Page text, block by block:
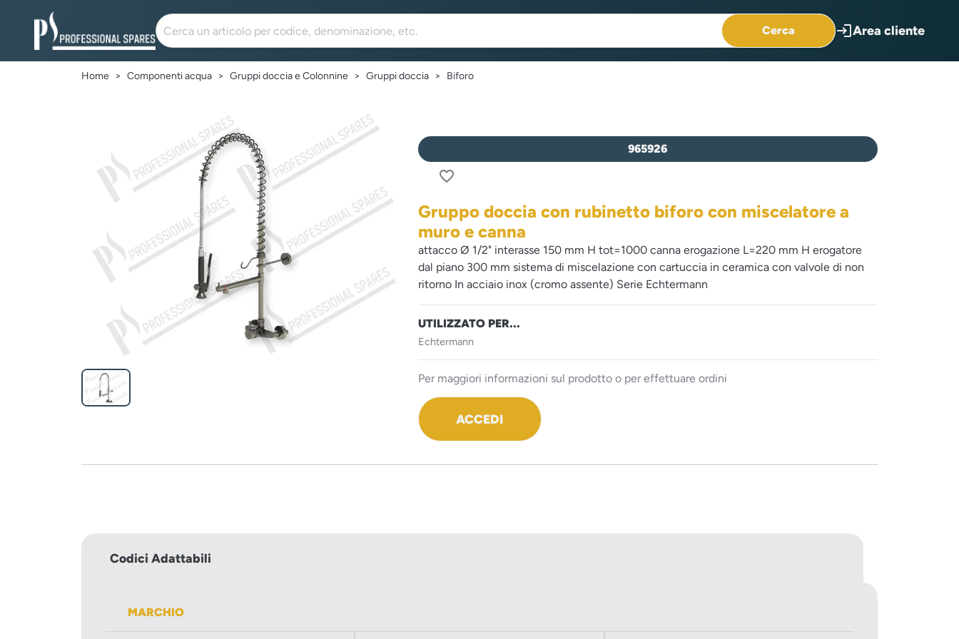
Cerca loginArea cliente
Home Componenti acqua Gruppi doccia e Colonnine Gruppi doccia Biforo
965926
favorite_border
Gruppo doccia con rubinetto biforo con miscelatore a
muro e canna
attacco Ø 1/2" interasse 150 mm H tot=1000 canna erogazione L=220 mm H erogatore
dal piano 300 mm sistema di miscelazione con cartuccia in ceramica con valvole di non
ritorno In acciaio inox (cromo assente) Serie Echtermann
UTILIZZATO PER...
Echtermann
Per maggiori informazioni sul prodotto o per effettuare ordini
ACCEDI
Codici Adattabili
MARCHIO